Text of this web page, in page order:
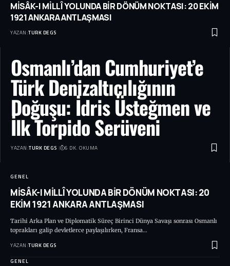
MİSÂK-I MİLLÎ YOLUNDA BİR DÖNÜM NOKTASI: 20 EKİM
1921 ANKARA ANTLAŞMASI
YAZAN:TURK DEGS
Osmanlı’dan Cumhuriyet’e
Türk Denizaltıcılığının
Doğuşu: İdris Üsteğmen ve
İlk Torpido Serüveni
YAZAN:TURK DEGS 6 DK. OKUMA
GENEL
MİSÂK-I MİLLÎ YOLUNDA BİR DÖNÜM NOKTASI: 20
EKİM 1921 ANKARA ANTLAŞMASI
Tarihi Arka Plan ve Diplomatik Süreç Birinci Dünya Savaşı sonrası Osmanlı
toprakları galip devletlerce paylaşılırken, Fransa…
YAZAN:TURK DEGS
GENEL